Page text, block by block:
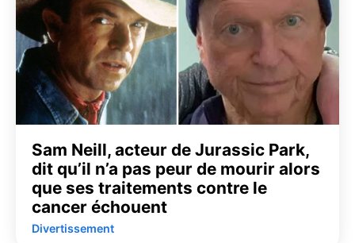
Sam Neill, acteur de Jurassic Park,
dit qu’il n’a pas peur de mourir alors
que ses traitements contre le
cancer échouent
Divertissement